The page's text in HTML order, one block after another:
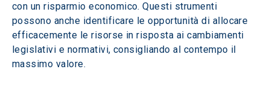
con un risparmio economico. Questi strumenti
possono anche identificare le opportunità di allocare
efficacemente le risorse in risposta ai cambiamenti
legislativi e normativi, consigliando al contempo il
massimo valore.